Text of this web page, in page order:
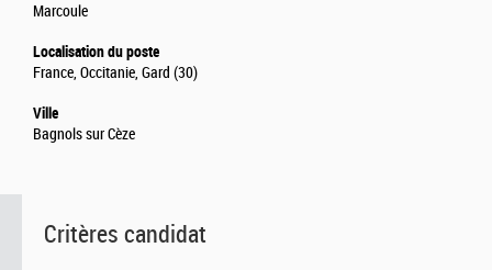
Marcoule
Localisation du poste
France, Occitanie, Gard (30)
Ville
Bagnols sur Cèze
Critères candidat